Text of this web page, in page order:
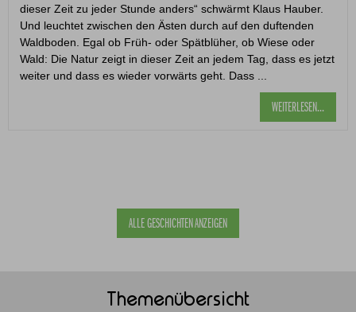
dieser Zeit zu jeder Stunde anders“ schwärmt Klaus Hauber.
Und leuchtet zwischen den Ästen durch auf den duftenden
Waldboden. Egal ob Früh- oder Spätblüher, ob Wiese oder
Wald: Die Natur zeigt in dieser Zeit an jedem Tag, dass es jetzt
weiter und dass es wieder vorwärts geht. Dass ...
WEITERLESEN...
ALLE GESCHICHTEN ANZEIGEN
Themenübersicht